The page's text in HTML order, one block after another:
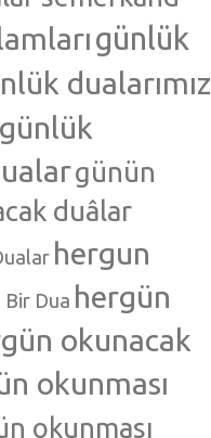
günlük
dualarımız
günlük
günün
duâlar
hergun
Bir Dua hergün
okunacak
okunması
okunması